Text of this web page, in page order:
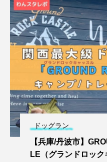
ドッグラン
【兵庫/丹波市】
LE（グランドロッ